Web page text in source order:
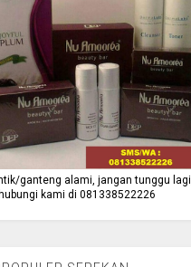
ganteng alami, jangan tunggu lagi,
kami di 081338522226